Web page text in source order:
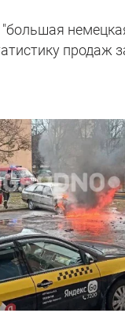
продаж